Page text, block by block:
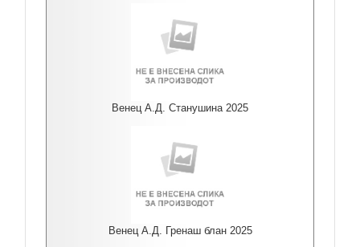
Венец А.Д. Станушина 2025
Венец А.Д. Гренаш блан 2025